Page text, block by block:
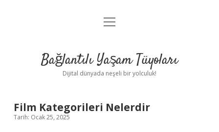
Anasayfa
Yasal Uyarı
menüyü
Bağlantılı Yaşam Tüyoları
Dijital dünyada neşeli bir yolculuk!
Film Kategorileri Nelerdir
Tarih: Ocak 25, 2025